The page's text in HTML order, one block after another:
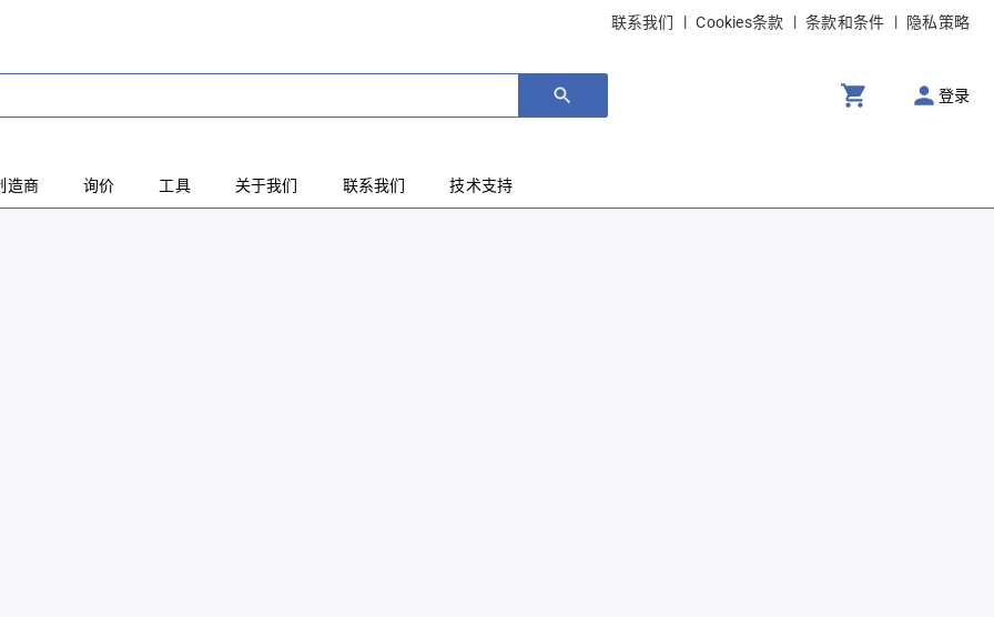
联系我们 Cookies条款 条款和条件 隐私策略
登录
造商 询价 工具 关于我们 联系我们 技术支持